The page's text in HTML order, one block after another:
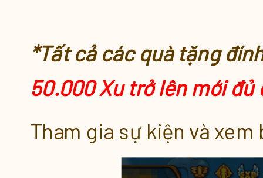
*Tất cả các quà tặng
50.000 Xu trở lên mới
Tham gia sự kiện và